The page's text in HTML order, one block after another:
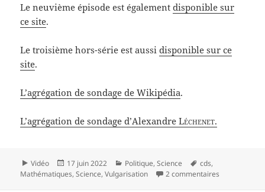
Le neuvième épisode est égalementdisponible sur
ce site.
Le troisième hors-série est aussidisponible sur ce
site.
L’agrégation de sondage de Wikipédia.
L’agrégation de sondage d’AlexandreLéchenet.
Format
Vidéo
Publié
le
17 juin 2022 Catégories
Politique,Science
Mots-
clés
cds,
Mathématiques,Science,Vulgarisation 2 commentaires